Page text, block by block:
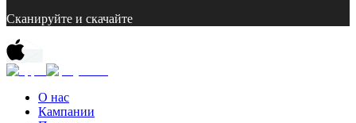
Сканируйте и скачайте
О нас
Кампании